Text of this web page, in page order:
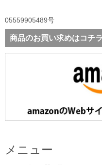
05559905489号
商品のお買い求めはコチラ
メニュー